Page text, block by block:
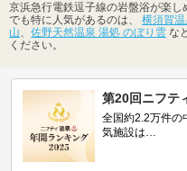
京浜急行電鉄逗子線の岩盤浴が楽
でも特に人気があるのは、 横須賀
山、 佐野天然温泉 湯処 のぼり雲 な
ください。
第20回ニフテ
全国約2.2万件の
気施設は…